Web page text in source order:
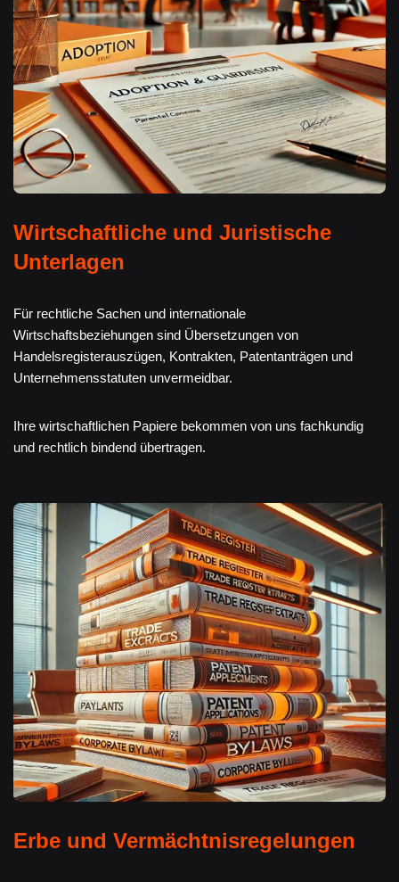
Wirtschaftliche und Juristische
Unterlagen
Für rechtliche Sachen und internationale
Wirtschaftsbeziehungen sind Übersetzungen von
Handelsregisterauszügen, Kontrakten, Patentanträgen und
Unternehmensstatuten unvermeidbar.
Ihre wirtschaftlichen Papiere bekommen von uns fachkundig
und rechtlich bindend übertragen.
Erbe und Vermächtnisregelungen